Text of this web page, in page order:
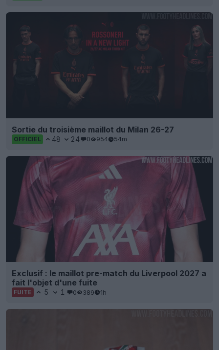
Sortie du troisième maillot du Milan 26-27
OFFICIEL 48 24 0 954 54m
Exclusif : le maillot pre-match du Liverpool 2027 a
fait l'objet d'une fuite
FUITE 5 1 0 389 1h